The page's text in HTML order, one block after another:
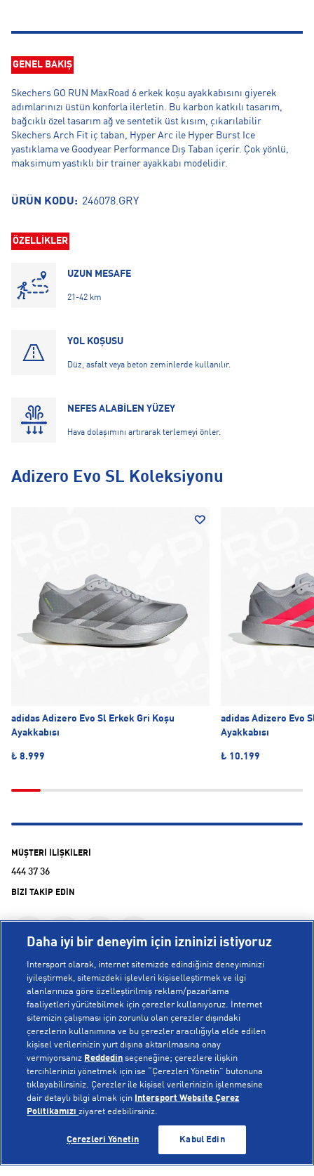
GELİNCE HABER VER
GENEL BAKIŞ
Skechers GO RUN MaxRoad 6 erkek koşu ayakkabısını giyerek
adımlarınızı üstün konforla ilerletin. Bu karbon katkılı tasarım,
bağcıklı özel tasarım ağ ve sentetik üst kısım, çıkarılabilir
Skechers Arch Fit iç taban, Hyper Arc ile Hyper Burst Ice
yastıklama ve Goodyear Performance Dış Taban içerir. Çok yönlü,
maksimum yastıklı bir trainer ayakkabı modelidir.
ÜRÜN KODU: 246078.GRY
ÖZELLİKLER
UZUN MESAFE
21-42 km
YOL KOŞUSU
Düz, asfalt veya beton zeminlerde kullanılır.
NEFES ALABİLEN YÜZEY
Hava dolaşımını artırarak terlemeyi önler.
Adizero Evo SL Koleksiyonu
adidas Adizero Evo Sl Erkek Gri Koşu
Ayakkabısı
₺ 8.999
adidas Adizero Evo
Ayakkabısı
₺ 10.199
GELİNCE HABER VER
MÜŞTERİ İLİŞKİLERİ
444 37 36
BİZİ TAKİP EDİN
KURUMSAL
Hakkımızda
Mağazalarımız
Bilgi Toplumu Hizmetleri
Gizlilik Politikası
İşlem Rehberi
Kampanyalar
YARDIM
Sipariş Takibi
İptal & İade
Sıkça Sorulan Sorular
Yetkili Servis Listesi
POPÜLER KOLEKSİYONLAR
Voleybol Milli Takım Formaları
New Balance 408
Daha iyi bir deneyim için izninizi istiyoruz
Intersport olarak, internet sitemizde edindiğiniz deneyiminizi
iyileştirmek, sitemizdeki işlevleri kişiselleştirmek ve ilgi
alanlarınıza göre özelleştirilmiş reklam/pazarlama
faaliyetleri yürütebilmek için çerezler kullanıyoruz. İnternet
sitemizin çalışması için zorunlu olan çerezler dışındaki
çerezlerin kullanımına ve bu çerezler aracılığıyla elde edilen
kişisel verilerinizin yurt dışına aktarılmasına onay
vermiyorsanız Reddedin seçeneğine; çerezlere ilişkin
tercihlerinizi yönetmek için ise “Çerezleri Yönetin” butonuna
tıklayabilirsiniz. Çerezler ile kişisel verilerinizin işlenmesine
dair detaylı bilgi almak için
Intersport Website Çerez
Politikamızıziyaret edebilirsiniz.
Çerezleri Yönetin Kabul Edin